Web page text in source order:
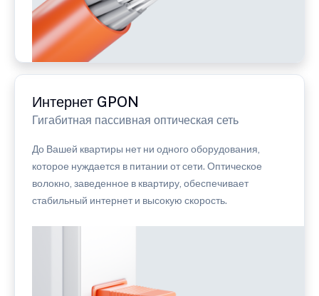
Интернет GPON
Гигабитная пассивная оптическая сеть
До Вашей квартиры нет ни одного оборудования,
которое нуждается в питании от сети. Оптическое
волокно, заведенное в квартиру, обеспечивает
стабильный интернет и высокую скорость.